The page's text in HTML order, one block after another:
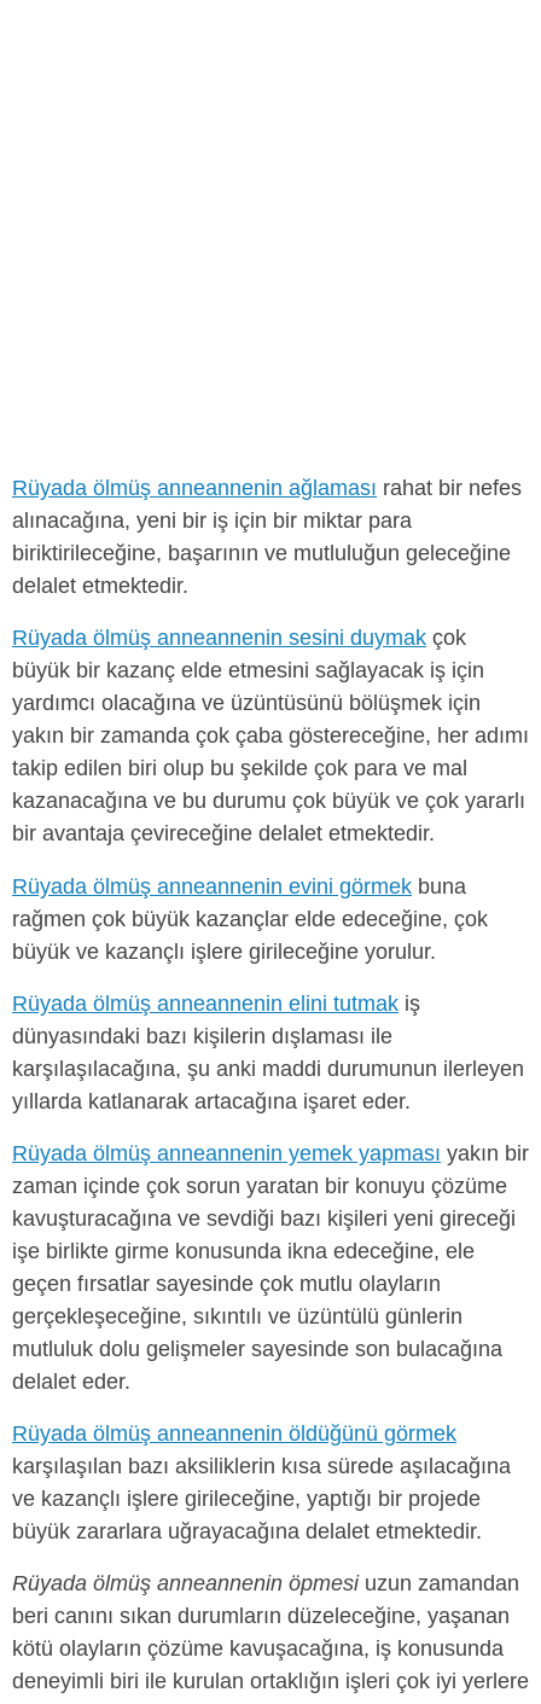
Rüyada ölmüş anneannenin ağlaması rahat bir nefes
alınacağına, yeni bir iş için bir miktar para
biriktirileceğine, başarının ve mutluluğun geleceğine
delalet etmektedir.
Rüyada ölmüş anneannenin sesini duymak çok
büyük bir kazanç elde etmesini sağlayacak iş için
yardımcı olacağına ve üzüntüsünü bölüşmek için
yakın bir zamanda çok çaba göstereceğine, her adımı
takip edilen biri olup bu şekilde çok para ve mal
kazanacağına ve bu durumu çok büyük ve çok yararlı
bir avantaja çevireceğine delalet etmektedir.
Rüyada ölmüş anneannenin evini görmek buna
rağmen çok büyük kazançlar elde edeceğine, çok
büyük ve kazançlı işlere girileceğine yorulur.
Rüyada ölmüş anneannenin elini tutmak iş
dünyasındaki bazı kişilerin dışlaması ile
karşılaşılacağına, şu anki maddi durumunun ilerleyen
yıllarda katlanarak artacağına işaret eder.
Rüyada ölmüş anneannenin yemek yapması yakın bir
zaman içinde çok sorun yaratan bir konuyu çözüme
kavuşturacağına ve sevdiği bazı kişileri yeni gireceği
işe birlikte girme konusunda ikna edeceğine, ele
geçen fırsatlar sayesinde çok mutlu olayların
gerçekleşeceğine, sıkıntılı ve üzüntülü günlerin
mutluluk dolu gelişmeler sayesinde son bulacağına
delalet eder.
Rüyada ölmüş anneannenin öldüğünü görmek
karşılaşılan bazı aksiliklerin kısa sürede aşılacağına
ve kazançlı işlere girileceğine, yaptığı bir projede
büyük zararlara uğrayacağına delalet etmektedir.
Rüyada ölmüş anneannenin öpmesiuzun zamandan
beri canını sıkan durumların düzeleceğine, yaşanan
kötü olayların çözüme kavuşacağına, iş konusunda
deneyimli biri ile kurulan ortaklığın işleri çok iyi yerlere